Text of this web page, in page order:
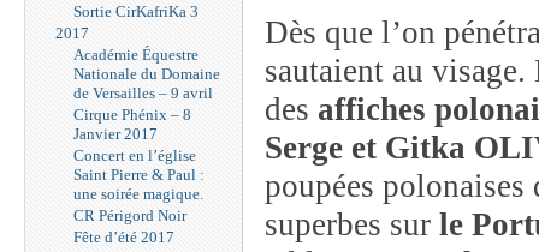
Sortie CirKafriKa 3
2017
Académie Équestre
Nationale du Domaine
de Versailles – 9 avril
Cirque Phénix – 8
Janvier 2017
Concert en l’église
Saint Pierre & Paul :
une soirée magique.
CR Périgord Noir
Fête d’été 2017
Dès que l’on
sautaient au
des affiches
Serge et Gitka
poupées polonaises
superbes sur le